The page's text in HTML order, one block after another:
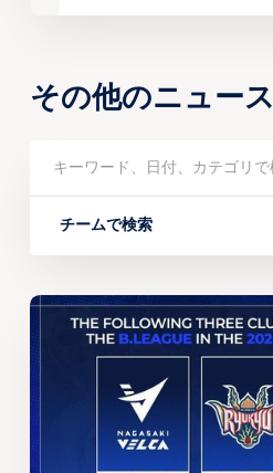
その他のニュース
チームで検索